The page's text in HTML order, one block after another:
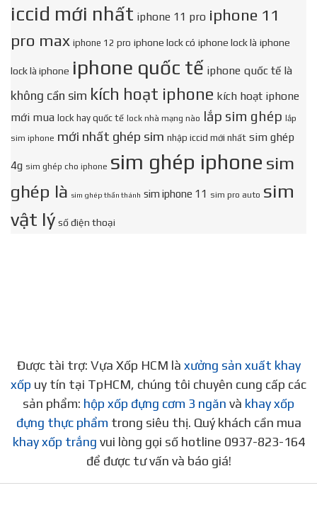
iccid mới nhất iphone 11 pro iphone 11
pro max iphone 12 pro iphone lock có iphone lock là iphone
lock là iphone iphone quốc tế iphone quốc tế là
không cần sim kích hoạt iphone kích hoạt iphone
mới mua lock hay quốc tế lock nhà mạng nào lắp sim ghép lắp
sim iphone mới nhất ghép sim nhập iccid mới nhất sim ghép
4g sim ghép cho iphone sim ghép iphone sim
ghép là sim ghép thần thánh sim iphone 11 sim pro auto sim
vật lý số điện thoại
Được tài trợ: Vựa Xốp HCM là xưởng sản xuất khay
xốp uy tín tại TpHCM, chúng tôi chuyên cung cấp các
sản phẩm: hộp xốp đựng cơm 3 ngăn và khay xốp
đựng thực phẩm trong siêu thị. Quý khách cần mua
khay xốp trắng vui lòng gọi số hotline 0937-823-164
để được tư vấn và báo giá!